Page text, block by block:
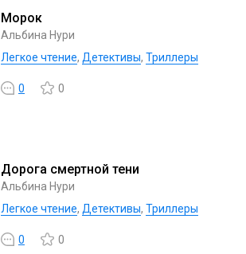
Морок
Альбина Нури
Легкое чтение, Детективы, Триллеры
0 0
Дорога смертной тени
Альбина Нури
Легкое чтение, Детективы, Триллеры
0 0